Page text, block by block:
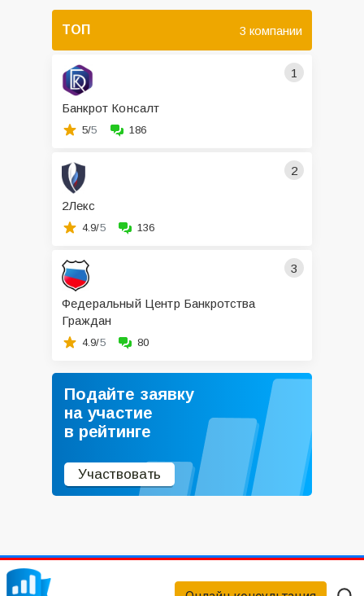
ТОП 3 компании
1
Банкрот Консалт
5/5 186
2
2Лекс
4.9/5 136
3
Федеральный Центр Банкротства
Граждан
4.9/5 80
Подайте заявку
на участие
в рейтинге
Участвовать